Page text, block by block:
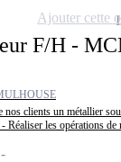
F/H -
nos clients un métallier
Réaliser les opérations de
Ajouter cette